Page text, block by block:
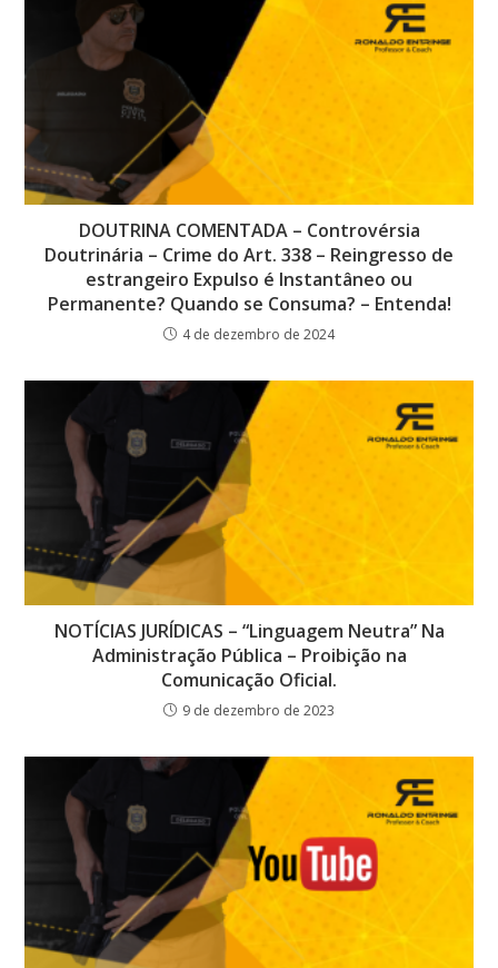
DOUTRINA COMENTADA – Controvérsia
Doutrinária – Crime do Art. 338 – Reingresso de
estrangeiro Expulso é Instantâneo ou
Permanente? Quando se Consuma? – Entenda!
4 de dezembro de 2024
NOTÍCIAS JURÍDICAS – “Linguagem Neutra” Na
Administração Pública – Proibição na
Comunicação Oficial.
9 de dezembro de 2023